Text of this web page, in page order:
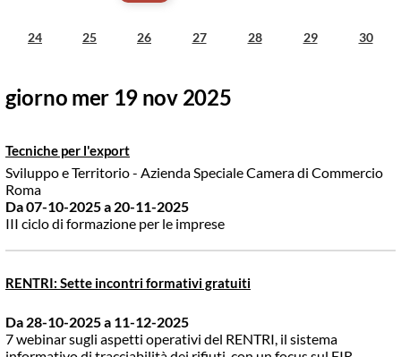
24 25 26 27 28 29 30
giorno mer 19 nov 2025
Tecniche per l'export
Sviluppo e Territorio - Azienda Speciale Camera di Commercio
Roma
Da 07-10-2025a 20-11-2025
III ciclo di formazione per le imprese
RENTRI: Sette incontri formativi gratuiti
Da 28-10-2025a 11-12-2025
7 webinar sugli aspetti operativi del RENTRI, il sistema